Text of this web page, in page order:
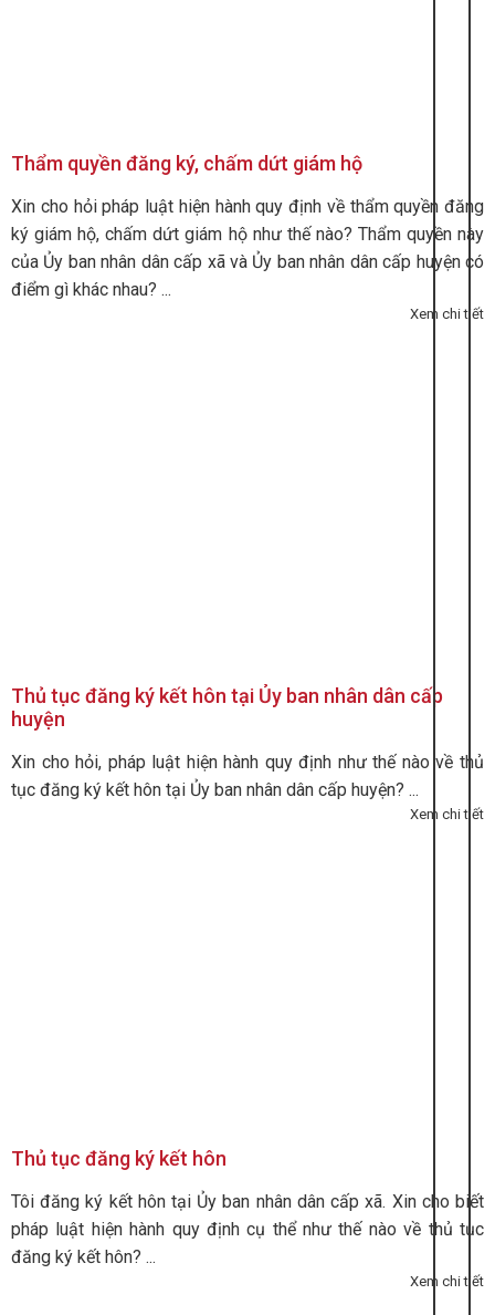
Thẩm quyền đăng ký, chấm dứt giám hộ
Xin cho hỏi pháp luật hiện hành quy định về thẩm quyền đăng
ký giám hộ, chấm dứt giám hộ như thế nào? Thẩm quyền này
của Ủy ban nhân dân cấp xã và Ủy ban nhân dân cấp huyện có
điểm gì khác nhau? ...
Xem chi tiết
Thủ tục đăng ký kết hôn tại Ủy ban nhân dân cấp
huyện
Xin cho hỏi, pháp luật hiện hành quy định như thế nào về thủ
tục đăng ký kết hôn tại Ủy ban nhân dân cấp huyện? ...
Xem chi tiết
Thủ tục đăng ký kết hôn
Tôi đăng ký kết hôn tại Ủy ban nhân dân cấp xã. Xin cho biết
pháp luật hiện hành quy định cụ thể như thế nào về thủ tục
đăng ký kết hôn? ...
Xem chi tiết